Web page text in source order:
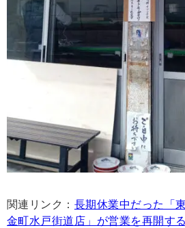
関連リンク： 長期休業中だった「
金町水戸街道店」が営業を再開す